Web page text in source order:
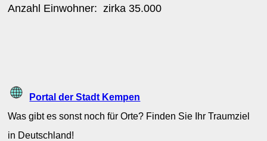
Anzahl Einwohner: zirka 35.000
Portal der Stadt Kempen
Was gibt es sonst noch für Orte? Finden Sie Ihr Traumziel
in Deutschland!